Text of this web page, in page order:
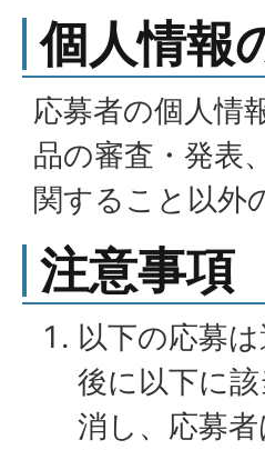
個人情報
応募者の個人情
品の審査・発表
関すること以外
注意事項
以下の応募
後に以下に
消し、応募